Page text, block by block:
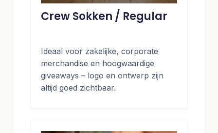
Crew Sokken / Regular
Ideaal voor zakelijke, corporate
merchandise en hoogwaardige
giveaways – logo en ontwerp zijn
altijd goed zichtbaar.